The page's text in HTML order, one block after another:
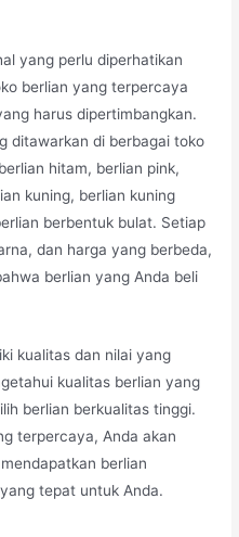
yang perlu diperhatikan
berlian yang terpercaya
harus dipertimbangkan.
ditawarkan di berbagai toko
hitam, berlian pink,
kuning, berlian kuning
berbentuk bulat. Setiap
dan harga yang berbeda,
berlian yang Anda beli
kualitas dan nilai yang
kualitas berlian yang
berlian berkualitas tinggi.
terpercaya, Anda akan
berlian
tepat untuk Anda.